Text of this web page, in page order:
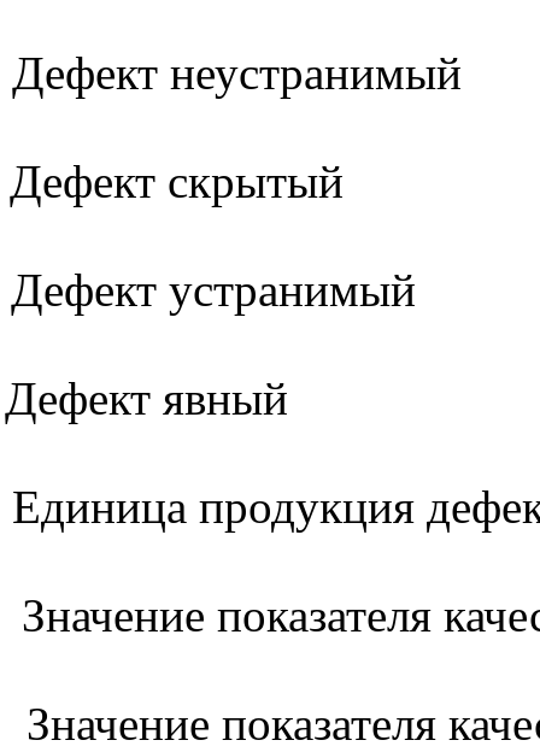
Дефект неустранимый
Дефект скрытый
Дефект устранимый
Дефект явный
Единица продукция
Значение показателя
Значение показателя